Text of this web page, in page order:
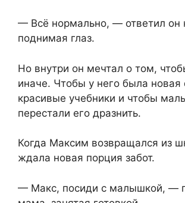
— Всё нормально,⁨ — ответил он
поднимая глаз.
Но внутри он мечтал о том,
иначе. Чтобы у него была
красивые учебники и чтобы
перестали его дразнить.
Когда Максим возвращался из
ждала новая порция забот.
— Макс, посиди с малышкой, —